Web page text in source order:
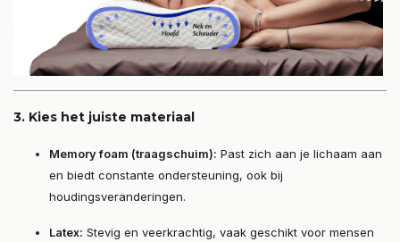
3. Kies het juiste materiaal
Memory foam (traagschuim): Past zich aan je lichaam aan
en biedt constante ondersteuning, ook bij
houdingsveranderingen.
Latex: Stevig en veerkrachtig, vaak geschikt voor mensen